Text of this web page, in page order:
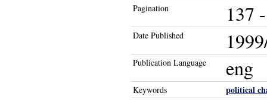
Pagination 137
Date Published
Publication Language eng
Keywords political